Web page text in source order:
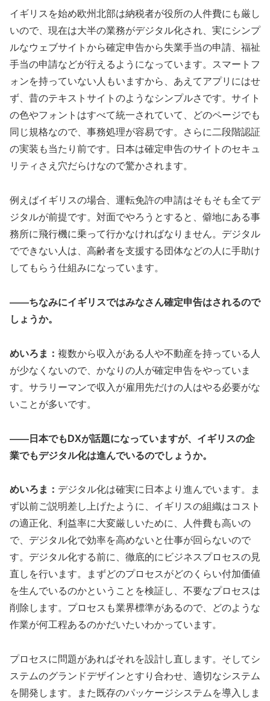
イギリスを始め欧州北部は納税者が役所の人件費にも厳し
いので、現在は大半の業務がデジタル化され、実にシンプ
ルなウェブサイトから確定申告から失業手当の申請、福祉
手当の申請などが行えるようになっています。スマートフ
ォンを持っていない人もいますから、あえてアプリにはせ
ず、昔のテキストサイトのようなシンプルさです。サイト
の色やフォントはすべて統一されていて、どのページでも
同じ規格なので、事務処理が容易です。さらに二段階認証
の実装も当たり前です。日本は確定申告のサイトのセキュ
リティさえ穴だらけなので驚かされます。
例えばイギリスの場合、運転免許の申請はそもそも全てデ
ジタルが前提です。対面でやろうとすると、僻地にある事
務所に飛行機に乗って行かなければなりません。デジタル
でできない人は、高齢者を支援する団体などの人に手助け
してもらう仕組みになっています。
——ちなみにイギリスではみなさん確定申告はされるので
しょうか。
めいろま： 複数から収入がある人や不動産を持っている人
が少なくないので、かなりの人が確定申告をやっていま
す。サラリーマンで収入が雇用先だけの人はやる必要がな
いことが多いです。
——日本でもDXが話題になっていますが、イギリスの企
業でもデジタル化は進んでいるのでしょうか。
めいろま： デジタル化は確実に日本より進んでいます。ま
ず以前ご説明差し上げたように、イギリスの組織はコスト
の適正化、利益率に大変厳しいために、人件費も高いの
で、デジタル化で効率を高めないと仕事が回らないので
す。デジタル化する前に、徹底的にビジネスプロセスの見
直しを行います。まずどのプロセスがどのくらい付加価値
を生んでいるのかということを検証し、不要なプロセスは
削除します。プロセスも業界標準があるので、どのような
作業が何工程あるのかだいたいわかっています。
プロセスに問題があればそれを設計し直します。そしてシ
ステムのグランドデザインとすり合わせ、適切なシステム
を開発します。また既存のパッケージシステムを導入しま